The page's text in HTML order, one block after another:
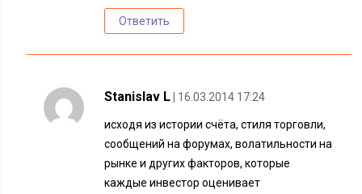
Ответить
Stanislav L | 16.03.2014 17:24
исходя из истории счёта, стиля торговли,
сообщений на форумах, волатильности на
рынке и других факторов, которые
каждые инвестор оценивает